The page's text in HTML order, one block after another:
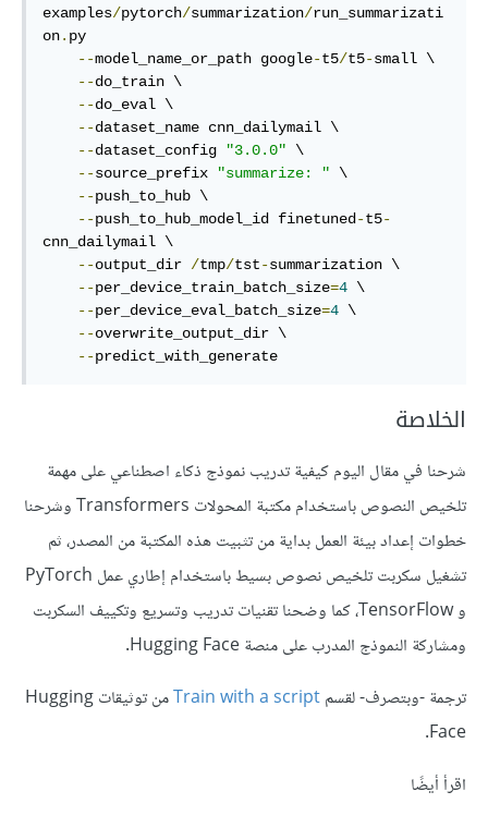
examples/pytorch/summarization/run_summarizati
on. py
--model_name_or_path google-t5/t5-small \
--do_train \
--do_eval \
--dataset_name cnn_dailymail \
--dataset_config "3.0.0" \
--source_prefix "summarize: " \
--push_to_hub \
--push_to_hub_model_id finetuned -t5-
cnn_dailymail \
--output_dir /tmp/tst-summarization \
--per_device_train_batch_size=4 \
--per_device_eval_batch_size=4 \
--overwrite_output_dir \
--predict_with_generate
الخلاصة
شرحنا في مقال اليوم كيفية تدريب نموذج ذكاء اصطناعي على مهمة
تلخيص النصوص باستخدام مكتبة المحولات Transformers وشرحنا
خطوات إعداد بيئة العمل بداية من تثبيت هذه المكتبة من المصدر، ثم
تشغيل سكربت تلخيص نصوص بسيط باستخدام إطاري عمل PyTorch
و TensorFlow، كما وضحنا تقنيات تدريب وتسريع وتكييف السكربت
ومشاركة النموذج المدرب على منصة Hugging Face.
ترجمة -وبتصرف- لقسمTrain with a script
من توثيقات Hugging
Face.
اقرأ أيضًا